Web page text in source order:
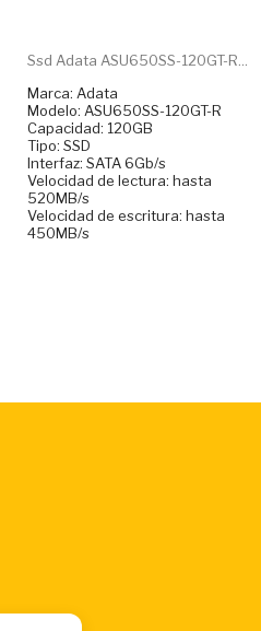
Ssd Adata ASU650SS-120GT-R...
Marca: Adata
Modelo: ASU650SS-120GT-R
Capacidad: 120GB
Tipo: SSD
Interfaz: SATA 6Gb/s
Velocidad de lectura: hasta
520MB/s
Velocidad de escritura: hasta
450MB/s